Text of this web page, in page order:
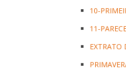
10-
11-
EXTRATO